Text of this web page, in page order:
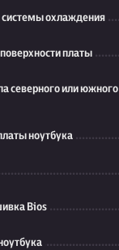
системы охлаждения
платы
северного или южного
ноутбука
Bios